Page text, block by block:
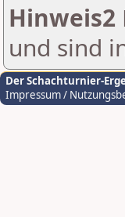
Hinweis2
und sind
Der Schachturnier-
Impressum /